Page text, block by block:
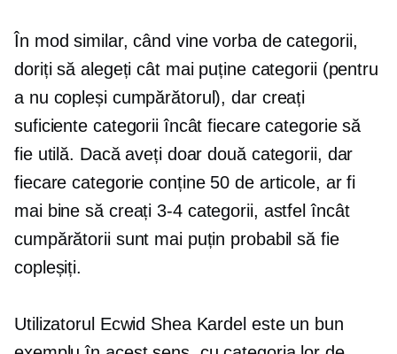
În mod similar, când vine vorba de categorii,
doriți să alegeți cât mai puține categorii (pentru
a nu copleși cumpărătorul), dar creați
suficiente categorii încât fiecare categorie să
fie utilă. Dacă aveți doar două categorii, dar
fiecare categorie conține 50 de articole, ar fi
mai bine să creați3-4categorii, astfel încât
cumpărătorii sunt mai puțin probabil să fie
copleșiți.
Utilizatorul Ecwid Shea Kardel este un bun